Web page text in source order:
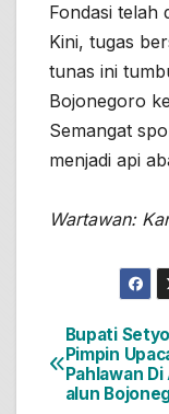
Fondasi telah
Kini, tugas
tunas ini
Bojonegoro
Semangat
menjadi api
Wartawan:
pos
Bupati
Pimpin
Pahlawan
alun